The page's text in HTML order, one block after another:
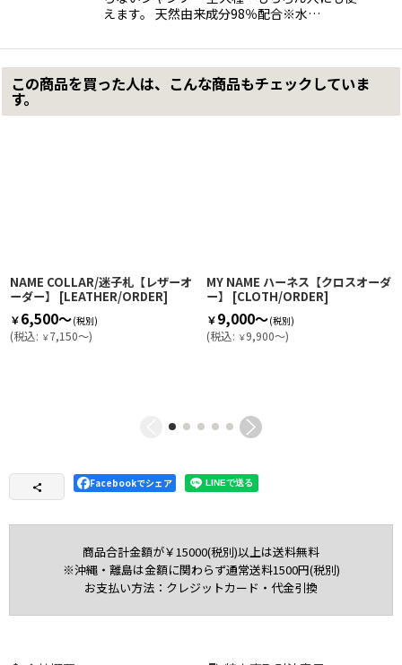
えます。 天然由来成分98％配合※水…
この商品を買った人は、こんな商品もチェックしていま
す。
NAME COLLAR/迷子札【レザーオ
ーダー】
[LEATHER/ORDER]
￥6,500～(税別)
(税込: ￥7,150～)
MY NAME ハーネス【クロスオーダ
ー】
[CLOTH/ORDER]
￥9,000～(税別)
(税込: ￥9,900～)
Facebookでシェア
商品合計金額が￥15000(税別)以上は送料無料
※沖縄・離島は金額に関わらず通常送料1500円(税別)
お支払い方法：クレジットカード・代金引換